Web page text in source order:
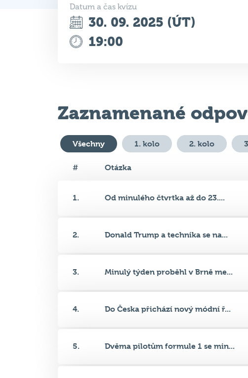
19:00
2. kolo
2. Donald Trump a technika se na...
3. Minulý týden proběhl v Brně me...
4. Do Česka přichází nový módní ř...
5. Dvěma pilotům formule 1 se min...
6. Gesto, které vidíme na obrázku...